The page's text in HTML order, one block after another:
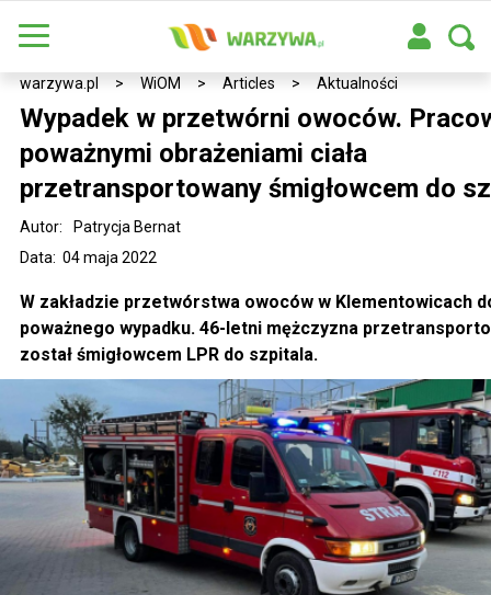
warzywa.pl > WiOM > Articles > Aktualności
Wypadek w przetwórni owoców.
poważnymi obrażeniami ciała
przetransportowany śmigłowcem do
Data: 04 maja 2022
Autor: Patrycja Bernat
W zakładzie przetwórstwa owoców w Klementowicach
poważnego wypadku. 46-letni mężczyzna
został śmigłowcem LPR do szpitala.